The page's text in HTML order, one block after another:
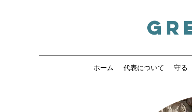
ホーム 代表について 守る